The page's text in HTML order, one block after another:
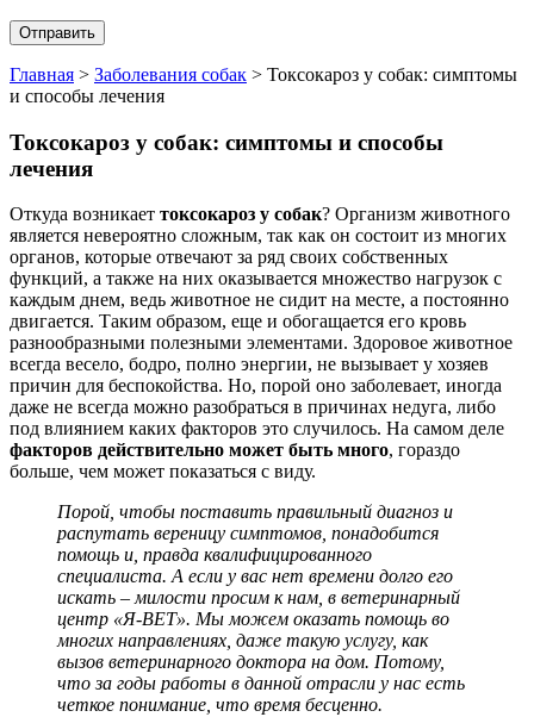
Главная > Заболевания собак > Токсокароз у собак: симптомы
и способы лечения
Токсокароз у собак: симптомы и способы
лечения
Откуда возникает токсокароз у собак? Организм животного
является невероятно сложным, так как он состоит из многих
органов, которые отвечают за ряд своих собственных
функций, а также на них оказывается множество нагрузок с
каждым днем, ведь животное не сидит на месте, а постоянно
двигается. Таким образом, еще и обогащается его кровь
разнообразными полезными элементами. Здоровое животное
всегда весело, бодро, полно энергии, не вызывает у хозяев
причин для беспокойства. Но, порой оно заболевает, иногда
даже не всегда можно разобраться в причинах недуга, либо
под влиянием каких факторов это случилось. На самом деле
факторов действительно может быть много, гораздо
больше, чем может показаться с виду.
Порой, чтобы поставить правильный диагноз и
распутать вереницу симптомов, понадобится
помощь и, правда квалифицированного
специалиста. А если у вас нет времени долго его
искать – милости просим к нам, в ветеринарный
центр «Я-ВЕТ». Мы можем оказать помощь во
многих направлениях, даже такую услугу, как
вызов ветеринарного доктора на дом. Потому,
что за годы работы в данной отрасли у нас есть
четкое понимание, что время бесценно.